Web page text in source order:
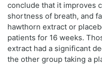
conclude that it improves
shortness of breath, and
hawthorn extract or
patients for 16 weeks.
extract had a significant
the other group taking a